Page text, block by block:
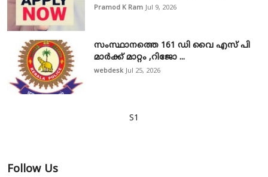
Pramod K Ram Jul 9, 2026
സംസ്ഥാനത്തെ 161 ഡി വൈ എസ് പി
മാർക്ക് മാറ്റം ,റിജോ ...
webdesk Jul 25, 2026
S1
Follow Us